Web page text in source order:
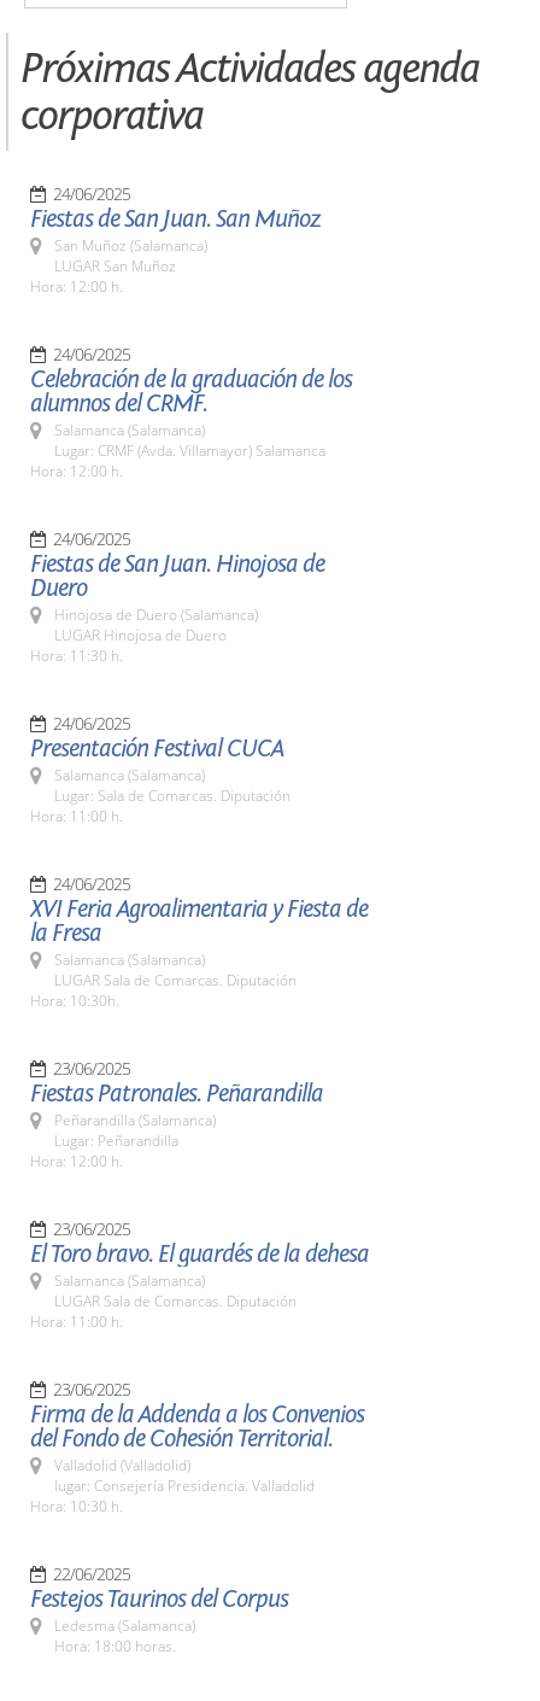
Próximas Actividades agenda
corporativa
24/06/2025
Fiestas de San Juan. San Muñoz
San Muñoz (Salamanca)
LUGAR San Muñoz
Hora: 12:00 h.
24/06/2025
Celebración de la graduación de los
alumnos del CRMF.
Salamanca (Salamanca)
Lugar: CRMF (Avda. Villamayor) Salamanca
Hora: 12:00 h.
24/06/2025
Fiestas de San Juan. Hinojosa de
Duero
Hinojosa de Duero (Salamanca)
LUGAR Hinojosa de Duero
Hora: 11:30 h.
24/06/2025
Presentación Festival CUCA
Salamanca (Salamanca)
Lugar: Sala de Comarcas. Diputación
Hora: 11:00 h.
24/06/2025
XVI Feria Agroalimentaria y Fiesta de
la Fresa
Salamanca (Salamanca)
LUGAR Sala de Comarcas. Diputación
Hora: 10:30h.
23/06/2025
Fiestas Patronales. Peñarandilla
Peñarandilla (Salamanca)
Lugar: Peñarandilla
Hora: 12:00 h.
23/06/2025
El Toro bravo. El guardés de la dehesa
Salamanca (Salamanca)
LUGAR Sala de Comarcas. Diputación
Hora: 11:00 h.
23/06/2025
Firma de la Addenda a los Convenios
del Fondo de Cohesión Territorial.
Valladolid (Valladolid)
lugar: Consejería Presidencia. Valladolid
Hora: 10:30 h.
22/06/2025
Festejos Taurinos del Corpus
Ledesma (Salamanca)
Hora: 18:00 horas.